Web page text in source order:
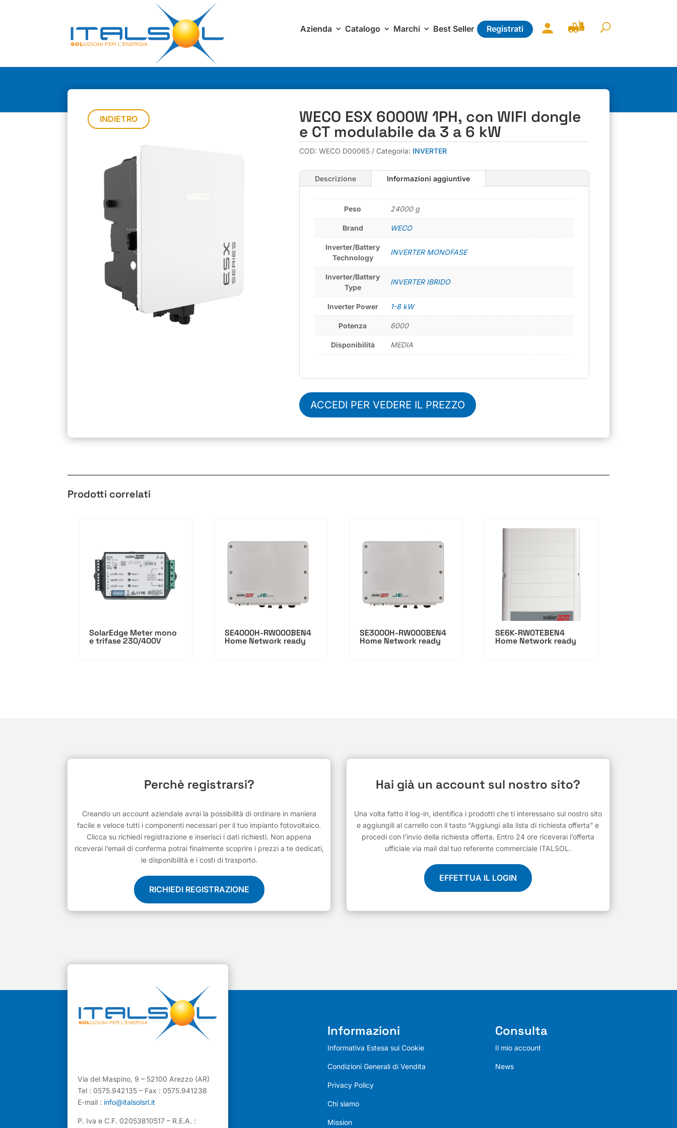
Azienda Catalogo Marchi Best Seller Registrati
INDIETRO WECO ESX 6000W 1PH, con WIFI dongle
e CT modulabile da 3 a 6 kW
COD:WECO D00065 Categoria: INVERTER
Descrizione Informazioni aggiuntive
Peso 24000 g
Brand WECO
Inverter/Battery
Technology
INVERTER MONOFASE
Inverter/Battery
Type
INVERTER IBRIDO
Inverter Power 1-8 kW
Potenza 6000
Disponibilità MEDIA
ACCEDI PER VEDERE IL PREZZO
Prodotti correlati
SolarEdge Meter mono
e trifase 230/400V
SE4000H-RW000BEN4
Home Network ready
SE3000H-RW000BEN4
Home Network ready
SE6K-RW0TEBEN4
Home Network ready
Perchè registrarsi?
Creando un account aziendale avrai la possibilità di ordinare in maniera
facile e veloce tutti i componenti necessari per il tuo impianto fotovoltaico.
Clicca su richiedi registrazione e inserisci i dati richiesti. Non appena
riceverai l’email di conferma potrai finalmente scoprire i prezzi a te dedicati,
le disponibilità e i costi di trasporto.
RICHIEDI REGISTRAZIONE
Hai già un account sul nostro sito?
Una volta fatto il log-in, identifica i prodotti che ti interessano sul nostro sito
e aggiungili al carrello con il tasto “Aggiungi alla lista di richiesta offerta” e
procedi con l’invio della richiesta offerta. Entro 24 ore riceverai l’offerta
ufficiale via mail dal tuo referente commerciale ITALSOL.
EFFETTUA IL LOGIN
Via del Maspino, 9 – 52100 Arezzo (AR)
Tel : 0575.942135 – Fax : 0575.941238
E-mail : info@italsolsrl.it
P. Iva e C.F. 02053810517 – R.E.A. :
Informazioni
Informativa Estesa sui Cookie
Condizioni Generali di Vendita
Privacy Policy
Chi siamo
Mission
Consulta
Il mio account
News